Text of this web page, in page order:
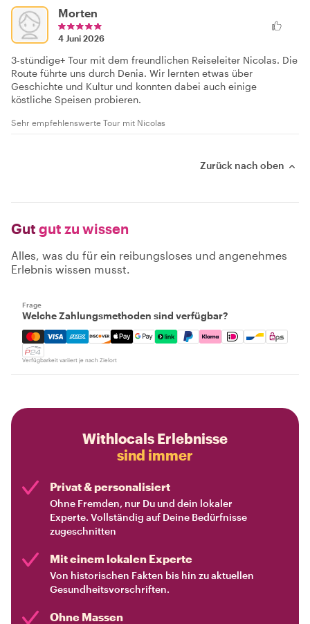
Morten
4 Juni 2026
3-stündige+ Tour mit dem freundlichen Reiseleiter Nicolas. Die
Route führte uns durch Denia. Wir lernten etwas über
Geschichte und Kultur und konnten dabei auch einige
köstliche Speisen probieren.
Sehr empfehlenswerte Tour mit Nicolas
Zurück nach oben
Gut gut zu wissen
Alles, was du für ein reibungsloses und angenehmes
Erlebnis wissen musst.
Frage
Welche Zahlungsmethoden sind verfügbar?
Mastercard, Visa, Amex, Discover, Apple Pay, Google
Verfügbarkeit variiert je nach Zielort
Withlocals Erlebnisse
sind immer
Privat & personalisiert
Ohne Fremden, nur Du und dein lokaler
Experte. Vollständig auf Deine Bedürfnisse
zugeschnitten
Mit einem lokalen Experte
Von historischen Fakten bis hin zu aktuellen
Gesundheitsvorschriften.
Ohne Massen